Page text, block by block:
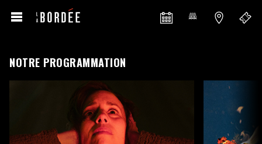
NOTRE PROGRAMMATION